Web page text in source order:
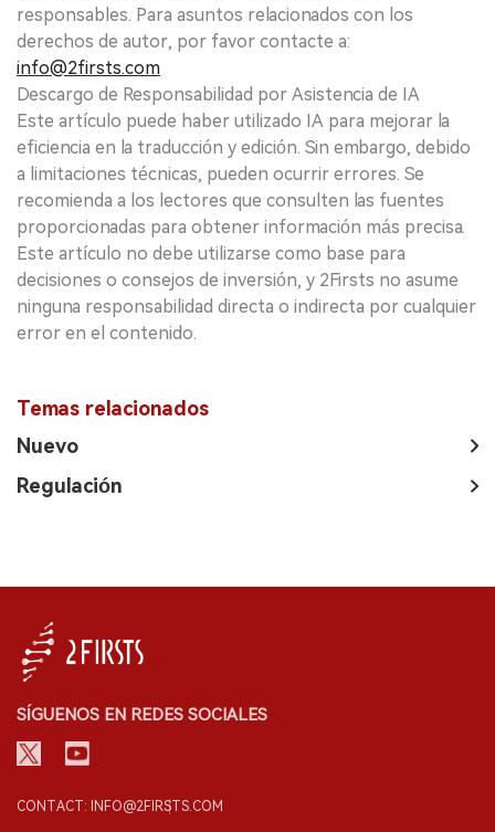
responsables. Para asuntos relacionados con los
derechos de autor, por favor contacte a:
info@2firsts.com
Descargo de Responsabilidad por Asistencia de IA
Este artículo puede haber utilizado IA para mejorar la
eficiencia en la traducción y edición. Sin embargo, debido
a limitaciones técnicas, pueden ocurrir errores. Se
recomienda a los lectores que consulten las fuentes
proporcionadas para obtener información más precisa.
Este artículo no debe utilizarse como base para
decisiones o consejos de inversión, y 2Firsts no asume
ninguna responsabilidad directa o indirecta por cualquier
error en el contenido.
Temas relacionados
Nuevo
Regulación
SÍGUENOS EN REDES SOCIALES
CONTACT: INFO@2FIRSTS.COM